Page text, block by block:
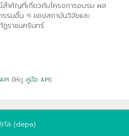
สำคัญที่เกี่ยวกับโครงการอบรม ผล
รมอื่น ๆ ของสถาบันวิจัยและ
ราชนครินทร์
API (ให้ดู คู่มือ API).
ทัล (depa)